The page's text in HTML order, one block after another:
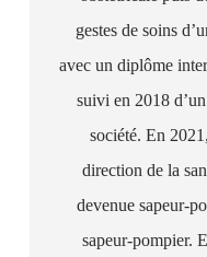
gestes de soins
avec un diplôme
suivi en 2018
société. En
direction de la
devenue sapeur-
sapeur-pompier.